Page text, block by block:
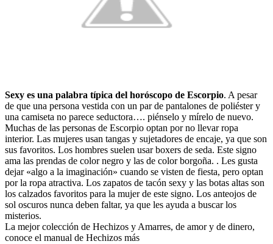
Sexy es una palabra típica del horóscopo de Escorpio. A pesar
de que una persona vestida con un par de pantalones de poliéster y
una camiseta no parece seductora…. piénselo y mírelo de nuevo.
Muchas de las personas de Escorpio optan por no llevar ropa
interior. Las mujeres usan tangas y sujetadores de encaje, ya que son
sus favoritos. Los hombres suelen usar boxers de seda. Este signo
ama las prendas de color negro y las de color borgoña. . Les gusta
dejar «algo a la imaginación» cuando se visten de fiesta, pero optan
por la ropa atractiva. Los zapatos de tacón sexy y las botas altas son
los calzados favoritos para la mujer de este signo. Los anteojos de
sol oscuros nunca deben faltar, ya que les ayuda a buscar los
misterios.
La mejor colección de Hechizos y Amarres, de amor y de dinero,
conoce el manual de Hechizos más